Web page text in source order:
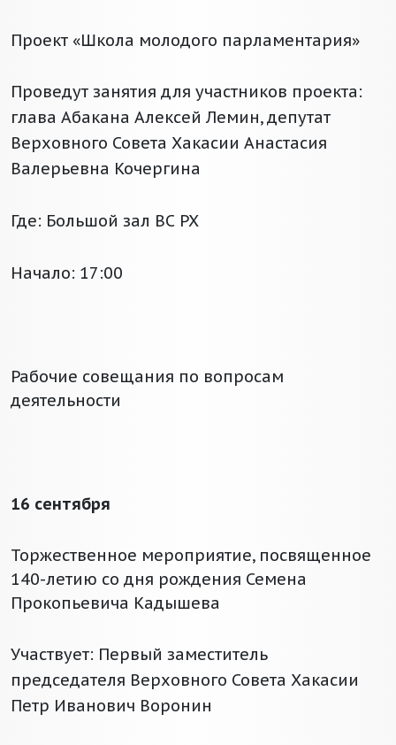
Проект «Школа молодого парламентария»
Проведут занятия для участников проекта:
глава Абакана Алексей Лемин, депутат
Верховного Совета Хакасии Анастасия
Валерьевна Кочергина
Где: Большой зал ВС РХ
Начало: 17:00
Рабочие совещания по вопросам
деятельности
16 сентября
Торжественное мероприятие, посвященное
140-летию со дня рождения Семена
Прокопьевича Кадышева
Участвует: Первый заместитель
председателя Верховного Совета Хакасии
Петр Иванович Воронин